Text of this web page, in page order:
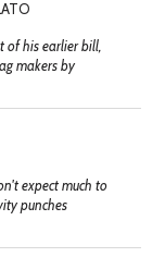
of his earlier bill,
makers by
expect much to
punches